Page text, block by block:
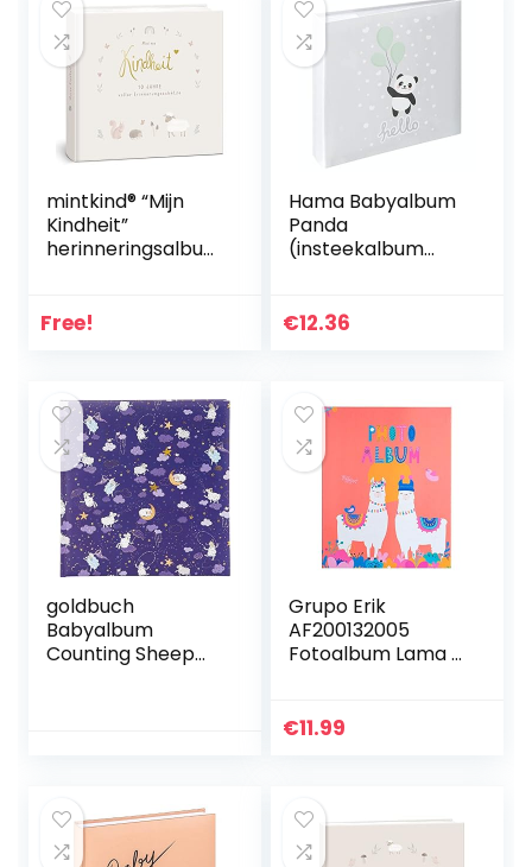
mintkind® “Mijn
Kindheit”
herinneringsalbum
voor kinderen,
schrijven, dagboek
voor kinderen,
(bosdesign)
Free!
Hama Babyalbum
Panda
(insteekalbum
cm,
kinderalbum met
kindermotief om in
te steken), grijs
€12.36
goldbuch
Babyalbum
Counting Sheep
Grupo Erik
AF200132005
Fotoalbum Lama –
€11.99